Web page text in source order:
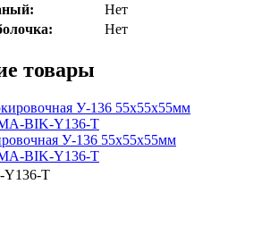
Нет
Нет
товары
У-136 55х55х55мм
BIK-Y136-T
T